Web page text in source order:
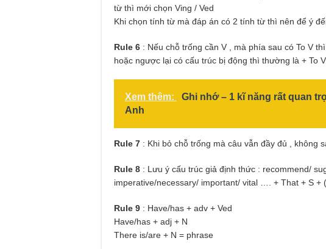
từ thì mới chọn Ving / Ved
Khi chọn tính từ mà đáp án có 2 tính từ thì nên để ý
Rule 6 : Nếu chỗ trống cần V , mà phía sau có To V
hoặc ngược lại có cấu trúc bị động thì thường là + To V
Xem thêm:
Ghi nhớ – 1 kĩ năng rất quan
Anh
Rule 7 : Khi bỏ chỗ trống mà câu vẫn đầy đủ , không
Rule 8 : Lưu ý cấu trúc giả định thức : recommend/
imperative/necessary/ important/ vital …. + That + S +
Rule 9 : Have/has + adv + Ved
Have/has + adj + N
There is/are + N = phrase